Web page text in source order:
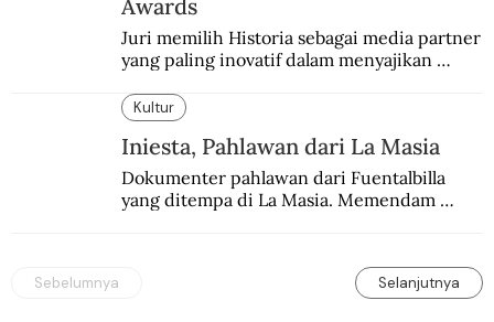
Awards
Juri memilih Historia sebagai media partner
yang paling inovatif dalam menyajikan
Kultur
Iniesta, Pahlawan dari La Masia
Dokumenter pahlawan dari Fuentalbilla
yang ditempa di La Masia. Memendam
Sebelumnya Selanjutnya